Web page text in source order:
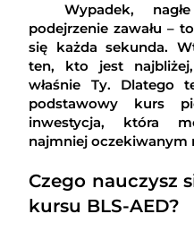
Wypadek, nagłe
podejrzenie zawału –
się każda sekunda.
ten, kto jest
właśnie Ty. Dlatego
podstawowy kurs
inwestycja, która
najmniej oczekiwanym
Czego nauczysz
kursu BLS-AED?